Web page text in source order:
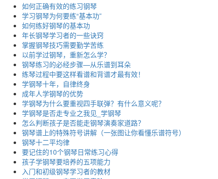
如何正确有效的练习钢琴
学习钢琴为何要练“基本功”
如何练好钢琴的基本功
年长钢琴学习者的一些诀窍
掌握钢琴技巧需要勤学苦练
以前学过钢琴，重新怎么学？
钢琴练习的必经步骤—从乐谱到耳朵
练琴过程中要这样看谱和背谱才最有效！
学钢琴十年，自律终身
成年人学钢琴的优势
学钢琴为什么要重视四手联弹？有什么意义呢？
学钢琴是否走专业之我见_学钢琴
怎么判断孩子是否能走钢琴演奏家道路？
钢琴谱上的特殊符号讲解（一张图让你看懂乐谱符号）
钢琴十二平均律
要记住的10个钢琴日常练习心得
孩子学钢琴要培养的五项能力
入门和初级钢琴学习者的教材